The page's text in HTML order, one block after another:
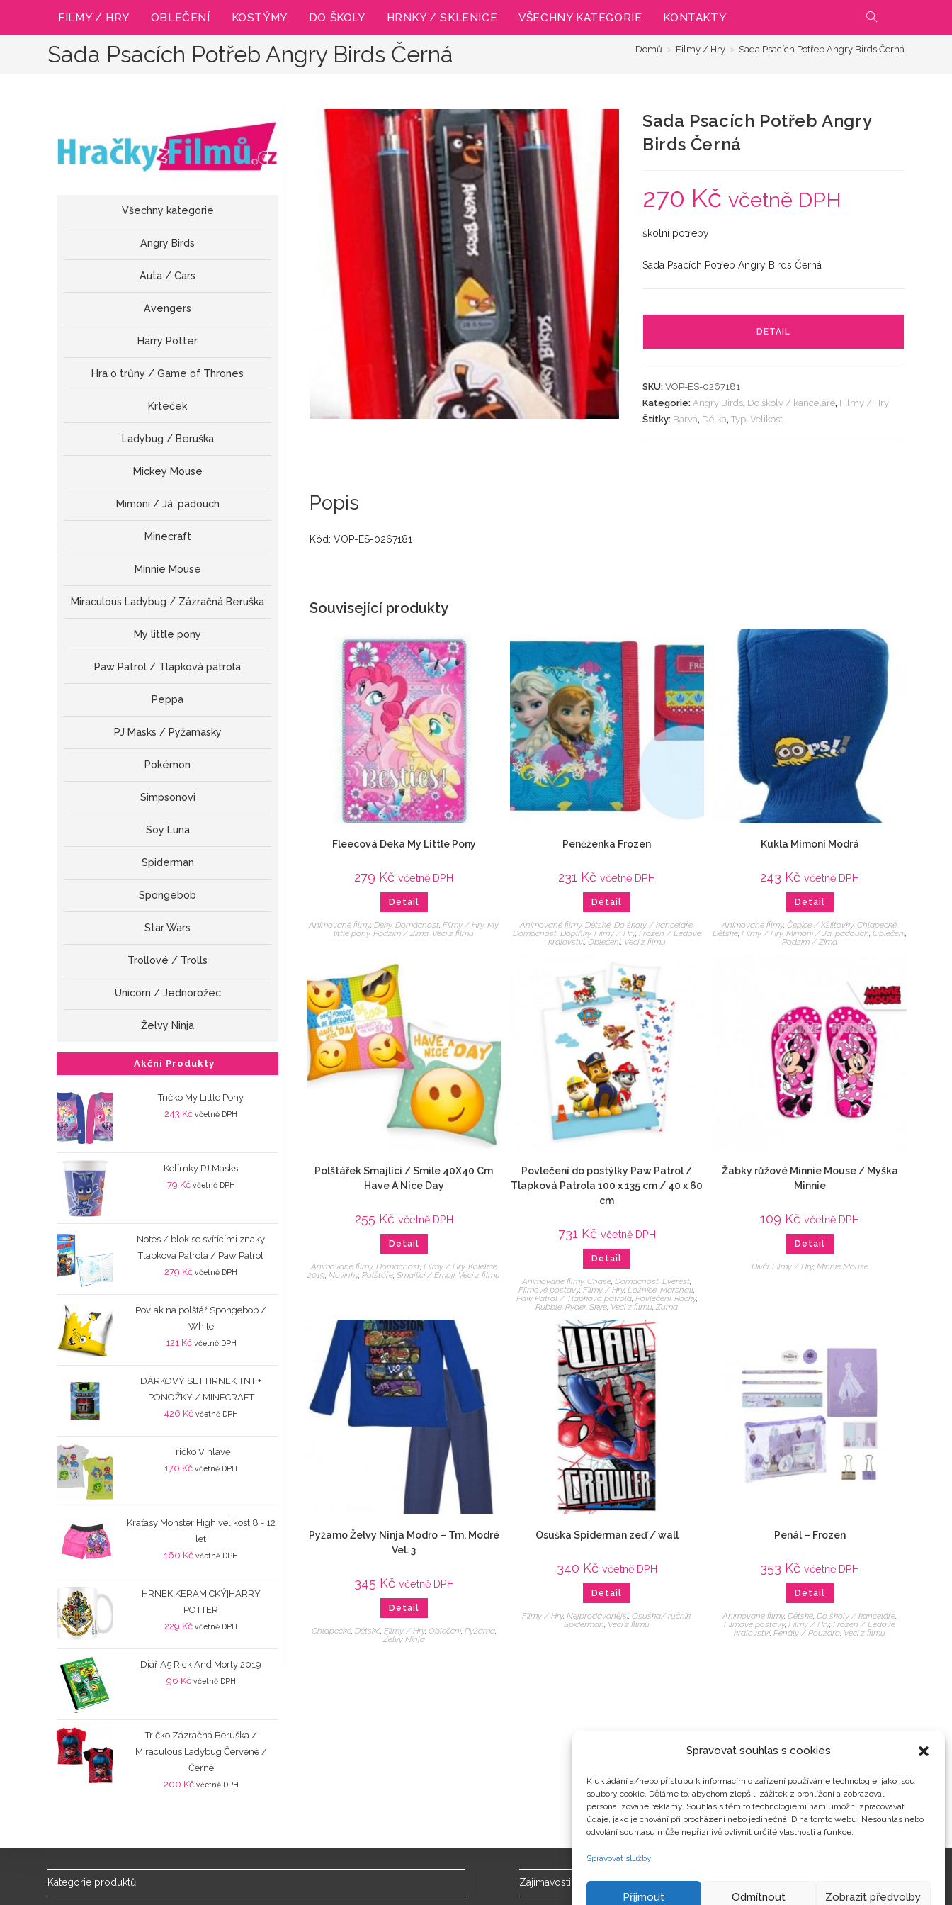
Spravovat souhlas s cookies
K ukládání a/nebo přístupu k informacím o zařízení používáme technologie, jako jsou
soubory cookie. Děláme to, abychom zlepšili zážitek z prohlížení a zobrazovali
personalizované reklamy. Souhlas s těmito technologiemi nám umožní zpracovávat
údaje, jako je chování při procházení nebo jedinečná ID na tomto webu. Nesouhlas nebo
odvolání souhlasu může nepříznivě ovlivnit určité vlastnosti a funkce.
Spravovat služby
Přijmout Odmítnout Zobrazit předvolby
FILMY / HRY OBLEČENÍ KOSTÝMY DO ŠKOLY HRNKY / SKLENICE VŠECHNY KATEGORIE KONTAKTY PŘEPNOUT
VYHLEDÁVÁNÍ
WEBU
Sada Psacích Potřeb Angry Birds Černá Domů > Filmy / Hry > Sada Psacích Potřeb Angry Birds Černá
Sada Psacích Potřeb Angry
Birds Černá
270 Kč včetně DPH
školní potřeby
Sada Psacích Potřeb Angry Birds Černá
DETAIL
SKU:VOP-ES-0267181
Kategorie:Angry Birds, Do školy / kanceláře, Filmy / Hry
Štítky: Barva, Délka,Typ,Velikost
Popis
Kód: VOP-ES-0267181
Související produkty
Fleecová Deka My Little Pony
279 Kč včetně DPH
Detail
Animované filmy,Deky,Domácnost,Filmy / Hry,My
little pony,Podzim / Zima, Veci z filmu
Peněženka Frozen
231 Kč včetně DPH
Detail
Animované filmy, Dětské, Do školy / kanceláře,
Domácnost, Doplňky, Filmy / Hry, Frozen / Ledové
království, Oblečení, Veci z filmu
Kukla Mimoni Modrá
243 Kč včetně DPH
Detail
Animované filmy, Čepice / Kšiltovky, Chlapecké,
Dětské,Filmy / Hry,Mimoni / Já, padouch,Oblečení,
Podzim / Zima
Polštářek Smajlíci / Smile 40X40 Cm
Have A Nice Day
255 Kč včetně DPH
Detail
Animované filmy, Domácnost, Filmy / Hry, Kolekce
2019 ,Novinky,Polštáře ,Smajlíci / Emoji, Veci z filmu
Povlečení do postýlky Paw Patrol /
Tlapková Patrola 100 x 135 cm / 40 x 60
cm
731 Kč včetně DPH
Detail
Animované filmy,Chase ,Domácnost ,Everest
Filmové postavy,Filmy / Hry,Ložnice ,Marshall
Paw Patrol / Tlapková patrola, Povlečení, Rocky,
Rubble ,Ryder,Skye Veci z filmu ,Zuma
Žabky růžové Minnie Mouse / Myška
Minnie
109 Kč včetně DPH
Detail
Dívčí, Filmy / Hry, Minnie Mouse
Pyžamo Želvy Ninja Modro – Tm. Modré
Vel. 3
345 Kč včetně DPH
Detail
Chlapecké, Dětské, Filmy / Hry, Oblečení, Pyžama,
Želvy Ninja
Osuška Spiderman zeď / wall
340 Kč včetně DPH
Detail
Filmy / Hry, Nejprodávanější, Osuška/ ručník,
Spiderman, Veci z filmu
Penál – Frozen
353 Kč včetně DPH
Detail
Animované filmy,Dětské,Do školy / kanceláře,
Filmové postavy,Filmy / Hry,Frozen / Ledové
království,Penály / Pouzdra, Veci z filmu
Všechny kategorie
Angry Birds
Auta / Cars
Avengers
Harry Potter
Hra o trůny / Game of Thrones
Krteček
Ladybug / Beruška
Mickey Mouse
Mimoni / Já, padouch
Minecraft
Minnie Mouse
Miraculous Ladybug / Zázračná Beruška
My little pony
Paw Patrol / Tlapková patrola
Peppa
PJ Masks / Pyžamasky
Pokémon
Simpsonovi
Soy Luna
Spiderman
Spongebob
Star Wars
Trollové / Trolls
Unicorn / Jednorožec
Želvy Ninja
Akční Produkty
Tričko My Little Pony
243 Kč včetně DPH
Kelímky PJ Masks
79 Kč včetně DPH
Notes / blok se svítícími znaky
Tlapková Patrola / Paw Patrol
279 Kč včetně DPH
Povlak na polštář Spongebob /
White
121 Kč včetně DPH
DÁRKOVÝ SET HRNEK TNT +
PONOŽKY / MINECRAFT
426 Kč včetně DPH
Tričko V hlavě
170 Kč včetně DPH
Kraťasy Monster High velikost 8 - 12
let
160 Kč včetně DPH
HRNEK KERAMICKÝ|HARRY
POTTER
229 Kč včetně DPH
Diář A5 Rick And Morty 2019
96 Kč včetně DPH
Tričko Zázračná Beruška /
Miraculous Ladybug Červené /
Černé
200 Kč včetně DPH
Kategorie produktů Zajímavosti